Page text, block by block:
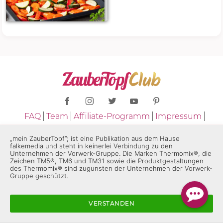
FAQ Team Affiliate-Programm
Impressum
Vertrag widerrufen
Datenschutzeinstellungen
Copyright © 2026 - ZauberTopf
* "ZauberTopf" ist eine Publikation aus dem Hause falkemedia und
steht in keinerlei Verbindung zu den Unternehmen der Vorwerk-
Gruppe. Die Marken "Thermomix®" und die Produktgestaltungen
„mein ZauberTopf”; ist eine Publikation aus dem Hause
falkemedia und steht in keinerlei Verbindung zu den
Unternehmen der Vorwerk-Gruppe. Die Marken Thermomix®, die
Zeichen TM5®, TM6 und TM31 sowie die Produktgestaltungen
des Thermomix® sind zugunsten der Unternehmen der Vorwerk-
Gruppe geschützt.
VERSTANDEN